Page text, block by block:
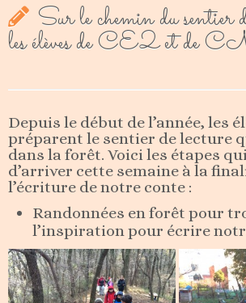
Sur le chemin du sentier
les élèves de CE2 et de
Depuis le début de l’année, les
préparent le sentier de lecture
dans la forêt. Voici les étapes
d’arriver cette semaine à la
l’écriture de notre conte :
Randonnées en forêt pour
l’inspiration pour écrire